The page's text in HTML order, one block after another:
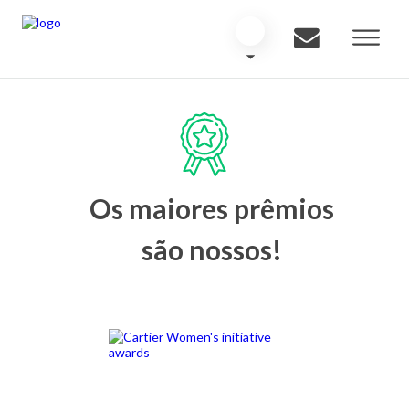
Os maiores prêmios
são nossos!